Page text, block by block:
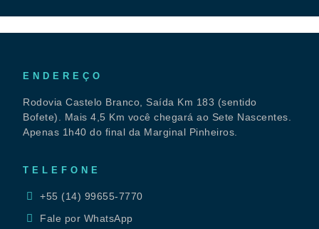
ENDEREÇO
Rodovia Castelo Branco, Saída Km 183 (sentido
Bofete). Mais 4,5 Km você chegará ao Sete Nascentes.
Apenas 1h40 do final da Marginal Pinheiros.
TELEFONE
+55 (14) 99655-7770
Fale por WhatsApp